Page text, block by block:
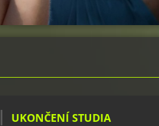
UKONČENÍ STUDIA